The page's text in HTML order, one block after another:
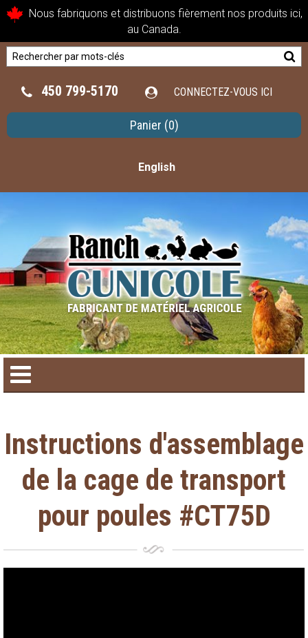
Nous fabriquons et distribuons fièrement nos produits ici,
au Canada.
450 799-5170 CONNECTEZ-VOUS ICI
Panier (0)
English
Catalogue de produit
Produits saisonniers
Nouveaux produits
Instructions d'assemblage
de la cage de transport
pour poules #CT75D